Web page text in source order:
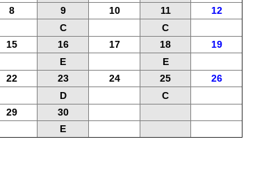
8 9 10 11
12
C
C
15 16 17 18
19
E
E
22 23 24 25
26
D
C
29
30
E